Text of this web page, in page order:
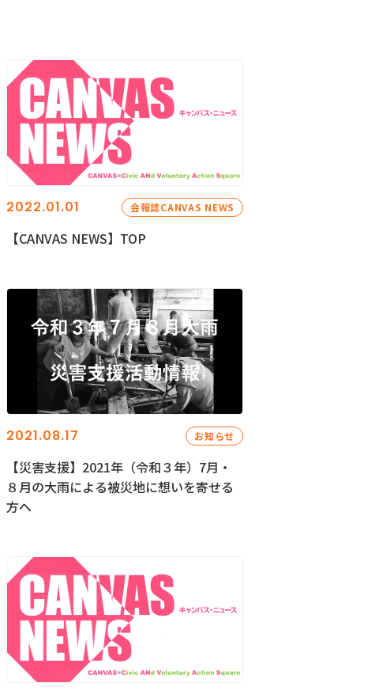
2022.01.01 会報誌CANVAS NEWS
【CANVAS NEWS】TOP
2021.08.17 お知らせ
【災害支援】2021年（令和３年）7月・
８月の大雨による被災地に想いを寄せる
方へ